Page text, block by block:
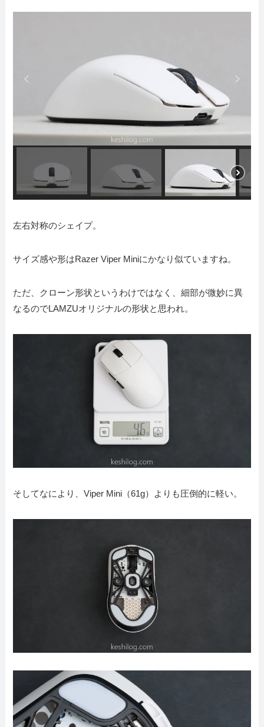
左右対称のシェイプ。
サイズ感や形はRazer Viper Miniにかなり似ていますね。
ただ、クローン形状というわけではなく、細部が微妙に異
なるのでLAMZUオリジナルの形状と思われ。
そしてなにより、Viper Mini（61g）よりも圧倒的に軽い。